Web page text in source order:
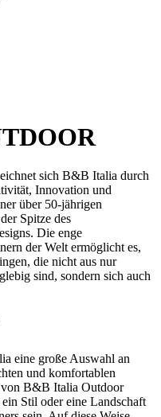
sich B&B Italia durch
Innovation und
über 50-jährigen
Spitze des
Die enge
der Welt ermöglicht es,
die nicht aus nur
sind, sondern sich auch
eine große Auswahl an
und komfortablen
B&B Italia Outdoor
Stil oder eine Landschaft